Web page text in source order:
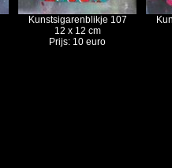
Kunstsigarenblikje 107
12 x 12 cm
Prijs: 10 euro